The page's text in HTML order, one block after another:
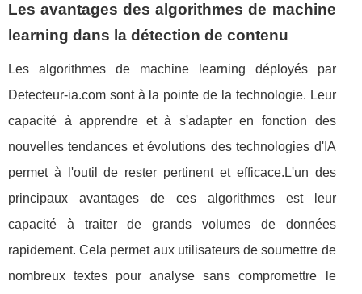
Les avantages des algorithmes de machine
learning dans la détection de contenu
Les algorithmes de machine learning déployés par
Detecteur-ia.com sont à la pointe de la technologie. Leur
capacité à apprendre et à s'adapter en fonction des
nouvelles tendances et évolutions des technologies d'IA
permet à l'outil de rester pertinent et efficace.L'un des
principaux avantages de ces algorithmes est leur
capacité à traiter de grands volumes de données
rapidement. Cela permet aux utilisateurs de soumettre de
nombreux textes pour analyse sans compromettre le